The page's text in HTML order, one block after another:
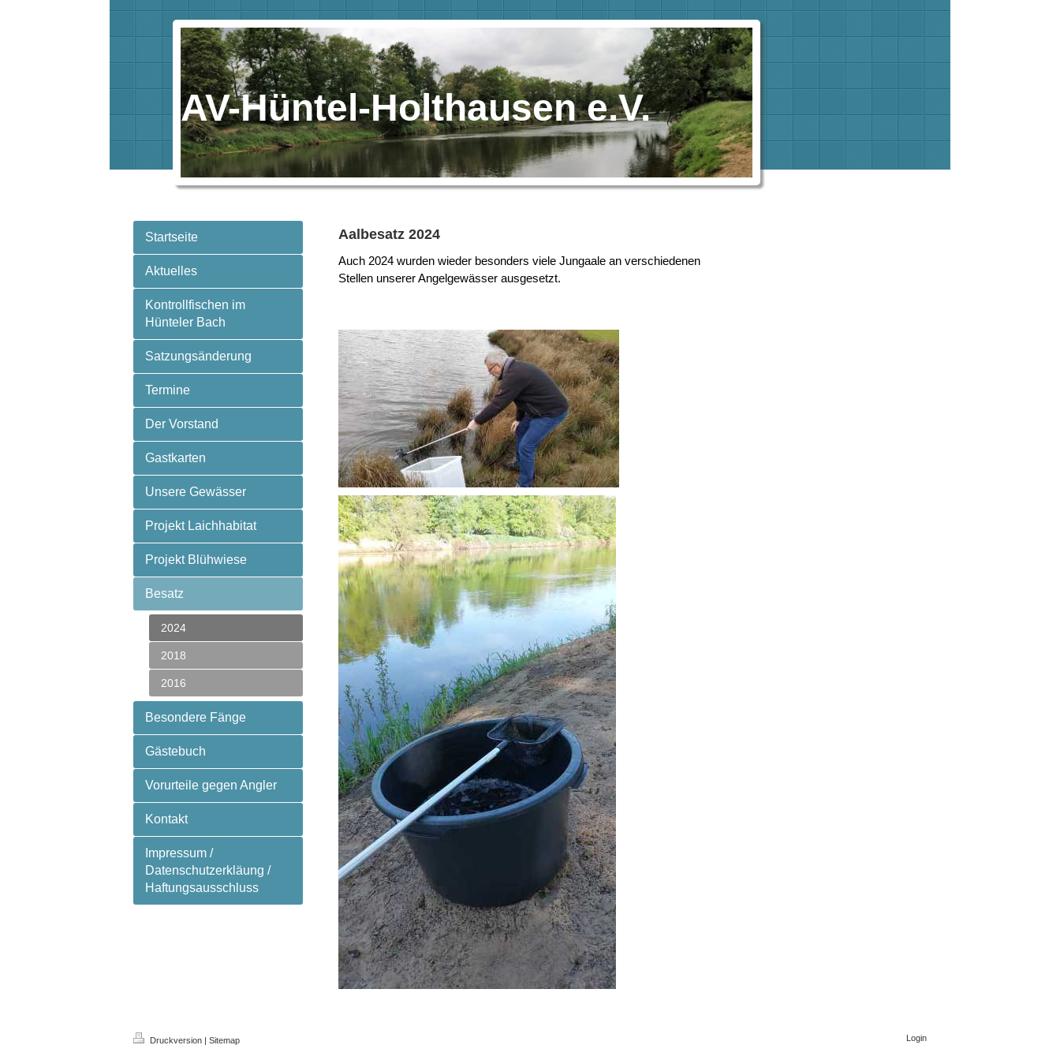
AV-Hüntel-Holthausen e.V.
Startseite
Aktuelles
Kontrollfischen im
Hünteler Bach
Satzungsänderung
Termine
Der Vorstand
Gastkarten
Unsere Gewässer
Projekt Laichhabitat
Projekt Blühwiese
Besatz
2024
2018
2016
Besondere Fänge
Gästebuch
Vorurteile gegen Angler
Kontakt
Impressum /
Datenschutzerkläung /
Haftungsausschluss
Aalbesatz 2024
Auch 2024 wurden wieder besonders viele Jungaale an verschiedenen
Stellen unserer Angelgewässer ausgesetzt.
Druckversion | Sitemap Login